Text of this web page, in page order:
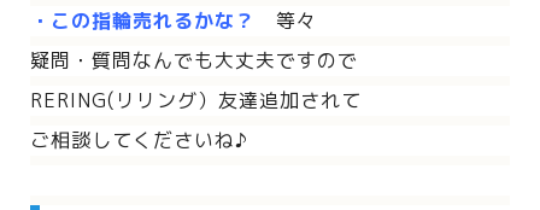
・この指輪売れるかな？
等々
疑問・質問なんでも大丈夫ですので
RERING(リリング）友達追加されて
ご相談してくださいね♪